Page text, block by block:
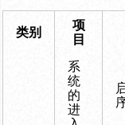
类别
项
目
系
统
的
进